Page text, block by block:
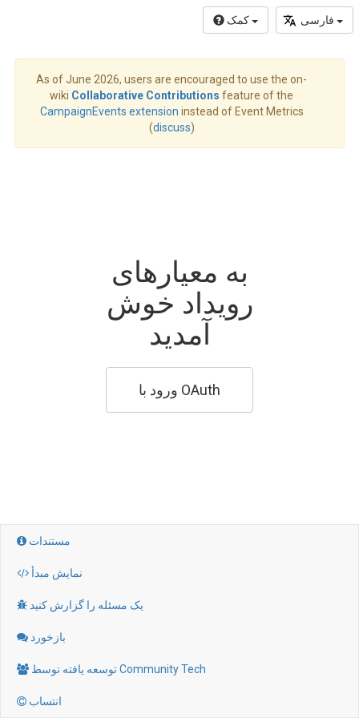
As of June 2026, users are encouraged to use the on-
wiki Collaborative Contributions feature of the
CampaignEvents extension instead of Event Metrics
(discuss)
به معیارهای
رویداد خوش
آمدید
ورود با OAuth
 مستندات
 نمایش مبدأ
 یک مسئله را گزارش کنید
 بازخورد
 توسعه یافته توسط Community Tech
 انتساب